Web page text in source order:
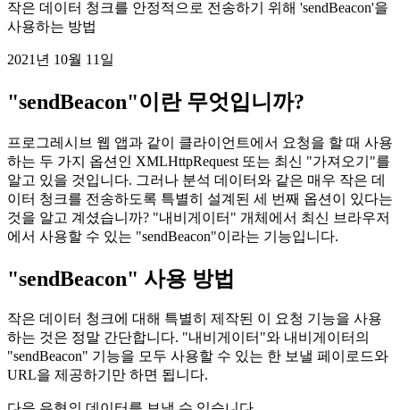
트워크 기능
사용하는 방법
"sendBeacon"이란 무엇입니까?
프로그레시브 웹 앱과 같이 클라이언트에서 요청을 할 때 사용
하는 두 가지 옵션인 XMLHttpRequest 또는 최신 "가져오기"를
알고 있을 것입니다. 그러나 분석 데이터와 같은 매우 작은 데
것을 알고 계셨습니까? "내비게이터" 개체에서 최신 브라우저
"sendBeacon" 사용 방법
작은 데이터 청크에 대해 특별히 제작된 이 요청 기능을 사용
하는 것은 정말 간단합니다. "내비게이터"와 내비게이터의